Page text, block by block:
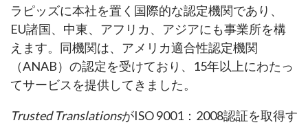
ラピッズに本社を置く国際的な認定機関であり、
EU諸国、中東、アフリカ、アジアにも事業所を構
えます。同機関は、アメリカ適合性認定機関
（ANAB）の認定を受けており、15年以上にわたっ
てサービスを提供してきました。
Trusted TranslationsがISO 9001：2008認証を取得す